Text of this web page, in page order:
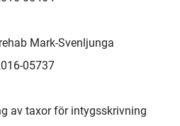
Mark-Svenljunga
05737
av taxor för intygsskrivning